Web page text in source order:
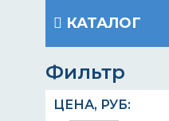
КАТАЛОГ
Фильтр
ЦЕНА, РУБ: